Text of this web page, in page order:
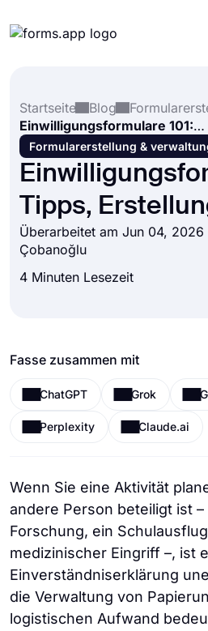
Integrationen
Vorlagen
Ressourcen
Preise
Startseite
Blog
Einwilligungsformulare 101: Tipps, Erstellung & mehr
Formularerstellung &
Tipps,
Überarbeitet am Jun 04,
Çobanoğlu
4 Minuten Lesezeit
Fasse zusammen mit
ChatGPT Grok
Perplexity Claude.ai
Wenn Sie eine Aktivität
andere Person beteiligt ist
Forschung, ein
medizinischer Eingriff –, ist
Einverständniserklärung
die Verwaltung von
logistischen Aufwand